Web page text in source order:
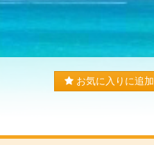
お気に入りに追加